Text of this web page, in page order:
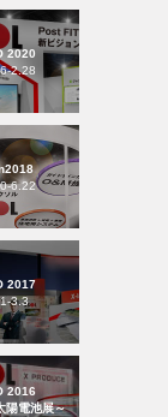
2020
2.28
6.22
2017
3.3
2016
陽電池展～